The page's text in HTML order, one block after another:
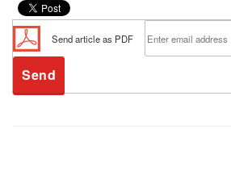
Send article as PDF